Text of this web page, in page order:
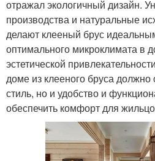
отражал экологичный дизайн.
производства и натуральные
делают клееный брус
оптимального микроклимата в
эстетической
доме из клееного бруса должно
стиль, но и удобство и
обеспечить комфорт для